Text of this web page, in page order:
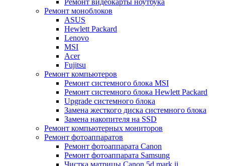
Ремонт видеокарты ноутбука
Ремонт моноблоков
ASUS
Hewlett Packard
Lenovo
MSI
Acer
Fujitsu
Ремонт компьютеров
Ремонт системного блока MSI
Ремонт системного блока Hewlett Packard
Upgrade системного блока
Замена жесткого диска системного блока
Замена накопителя на SSD
Ремонт компьютерных мониторов
Ремонт фотоаппаратов
Ремонт фотоаппарата Canon
Ремонт фотоаппарата Samsung
Чистка матрицы Canon 5d mark ii